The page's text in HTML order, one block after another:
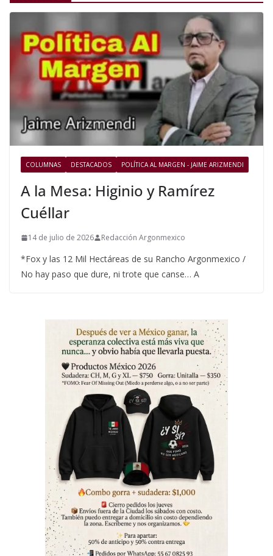
COLUMNAS DESTACADOS POLÍTICA AL MARGEN - JAIME ARIZMENDI
A la Mesa: Higinio y Ramírez
Cuéllar
14 de julio de 2026 Redacción Argonmexico
*Fox y las 12 Mil Hectáreas de su Rancho Argonmexico /
No hay paso que dure, ni trote que canse… A